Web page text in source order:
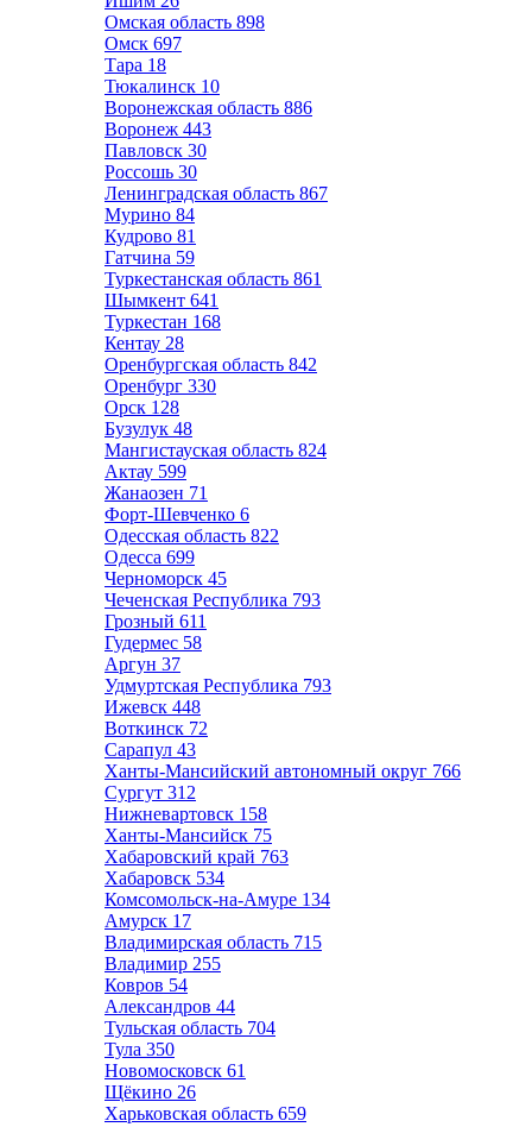
Омская область 898
Омск 697
Тара 18
Тюкалинск 10
Воронежская область 886
Воронеж 443
Павловск 30
Россошь 30
Ленинградская область 867
Мурино 84
Кудрово 81
Гатчина 59
Туркестанская область 861
Шымкент 641
Туркестан 168
Кентау 28
Оренбургская область 842
Оренбург 330
Орск 128
Бузулук 48
Мангистауская область 824
Актау 599
Жанаозен 71
Форт-Шевченко 6
Одесская область 822
Одесса 699
Черноморск 45
Чеченская Республика 793
Грозный 611
Гудермес 58
Аргун 37
Удмуртская Республика 793
Ижевск 448
Воткинск 72
Сарапул 43
Ханты-Мансийский автономный округ 766
Сургут 312
Нижневартовск 158
Ханты-Мансийск 75
Хабаровский край 763
Хабаровск 534
Комсомольск-на-Амуре 134
Амурск 17
Владимирская область 715
Владимир 255
Ковров 54
Александров 44
Тульская область 704
Тула 350
Новомосковск 61
Щёкино 26
Харьковская область 659